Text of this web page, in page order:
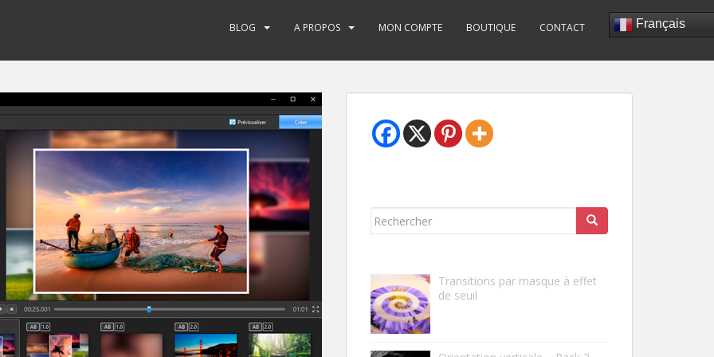
BLOG A PROPOS MON COMPTE BOUTIQUE CONTACT Français
Rechercher...
Transitions par masque à effet
de seuil